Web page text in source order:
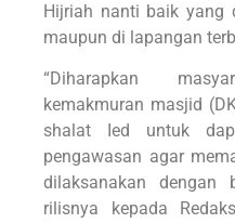
Hijriah nanti baik yang
maupun di lapangan
“Diharapkan
kemakmuran masjid
shalat Ied untuk
pengawasan agar
dilaksanakan dengan
rilisnya kepada